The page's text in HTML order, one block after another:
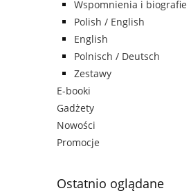
Wspomnienia i biografie
Polish / English
English
Polnisch / Deutsch
Zestawy
E-booki
Gadżety
Nowości
Promocje
Ostatnio oglądane